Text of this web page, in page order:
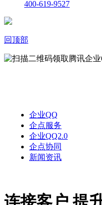
400-619-9527
回顶部
企业QQ
企点服务
企业QQ2.0
企点协同
新闻资讯